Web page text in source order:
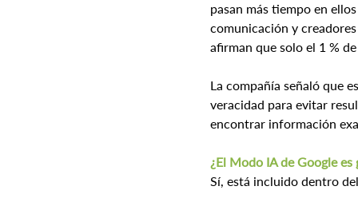
pasan más tiempo en
comunicación y
afirman que solo el 1 %
La compañía señaló que
veracidad para evitar
encontrar información
¿El Modo IA de Google
Sí, está incluido dentro